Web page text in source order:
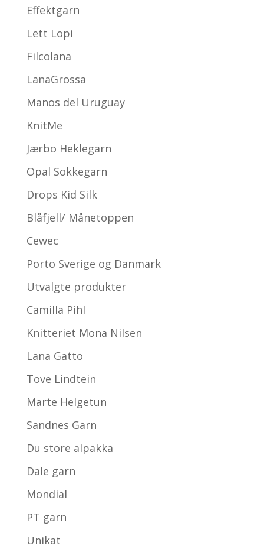
Effektgarn
Lett Lopi
Filcolana
LanaGrossa
Manos del Uruguay
KnitMe
Jærbo Heklegarn
Opal Sokkegarn
Drops Kid Silk
Blåfjell/ Månetoppen
Cewec
Porto Sverige og Danmark
Utvalgte produkter
Camilla Pihl
Knitteriet Mona Nilsen
Lana Gatto
Tove Lindtein
Marte Helgetun
Sandnes Garn
Du store alpakka
Dale garn
Mondial
PT garn
Unikat